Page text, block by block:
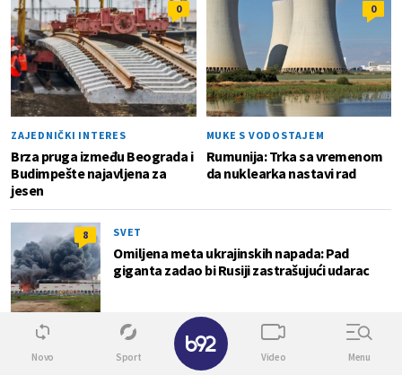
0
ZAJEDNIČKI INTERES
Brza pruga između Beograda i
Budimpešte najavljena za
jesen
0
MUKE S VODOSTAJEM
Rumunija: Trka sa vremenom
da nuklearka nastavi rad
8 SVET
Omiljena meta ukrajinskih napada: Pad
giganta zadao bi Rusiji zastrašujući udarac
NOVA OPASNOST
Starenje ugrožava penzione sisteme u Evropi
Novo Sport Video Menu
✕